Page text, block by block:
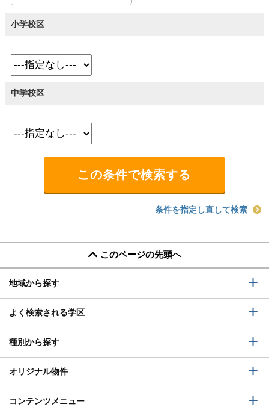
小学校区
中学校区
条件を指定し直して検索
このページの先頭へ
地域から探す
よく検索される学区
種別から探す
オリジナル物件
コンテンツメニュー